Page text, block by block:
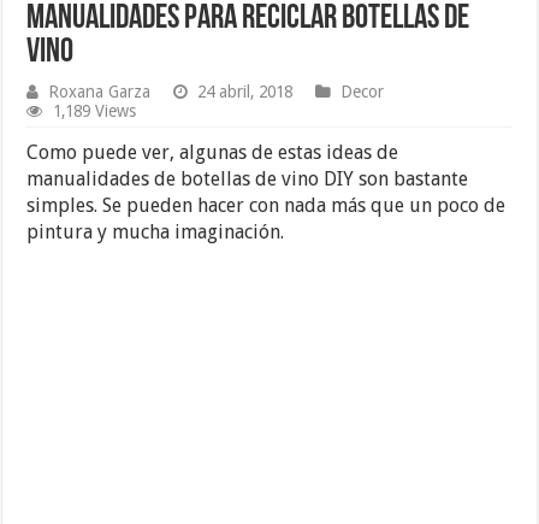
Manualidades para Reciclar Botellas de
Vino
Roxana Garza 24 abril, 2018
Decor
1,189 Views
Como puede ver, algunas de estas ideas de
manualidades de botellas de vino DIY son bastante
simples. Se pueden hacer con nada más que un poco de
pintura y mucha imaginación.